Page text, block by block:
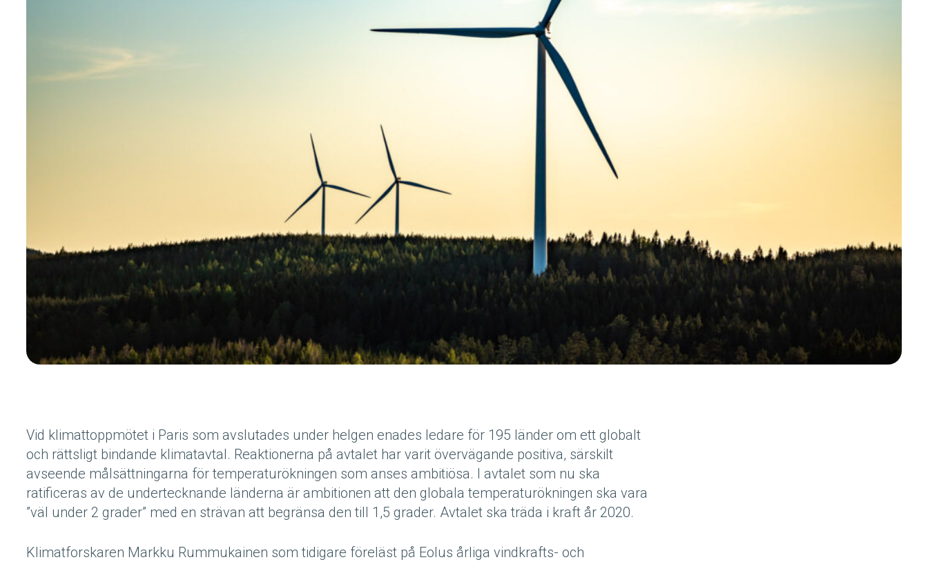
Vid klimattoppmötet i Paris som avslutades under helgen enades ledare för 195 länder om ett globalt
och rättsligt bindande klimatavtal. Reaktionerna på avtalet har varit övervägande positiva, särskilt
avseende målsättningarna för temperaturökningen som anses ambitiösa. I avtalet som nu ska
ratificeras av de undertecknande länderna är ambitionen att den globala temperaturökningen ska vara
”väl under 2 grader” med en strävan att begränsa den till 1,5 grader. Avtalet ska träda i kraft år 2020.
Klimatforskaren Markku Rummukainen som tidigare föreläst på Eolus årliga vindkrafts- och